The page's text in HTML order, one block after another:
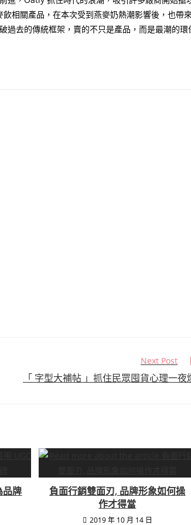
相關產品，在本次受到燕麥奶熱潮影響後，也帶
過去的傳統框架，賣的不只是產品，而是最潮的環
Next Post
「 字型大補帖 」抓住民眾囤貨心理一夜
品牌
負面行銷雙面刃, 品牌形象如何操
作才得當
2019 年 10 月 14 日